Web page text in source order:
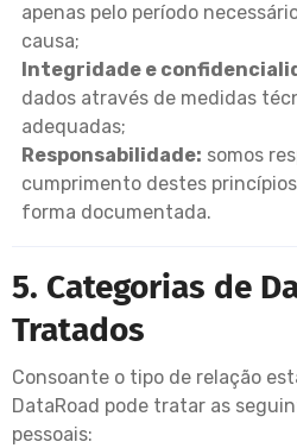
apenas pelo período
causa;
Integridade e
dados através de medidas
adequadas;
Responsabilidade: somos
cumprimento destes
forma documentada.
5. Categorias de
Tratados
Consoante o tipo de relação
DataRoad pode tratar as
pessoais: